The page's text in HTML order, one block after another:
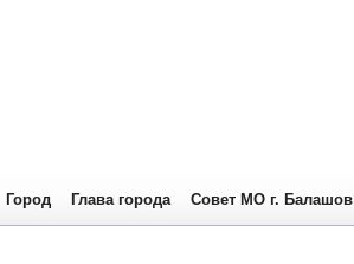
Город Глава города Совет МО г. Балашов